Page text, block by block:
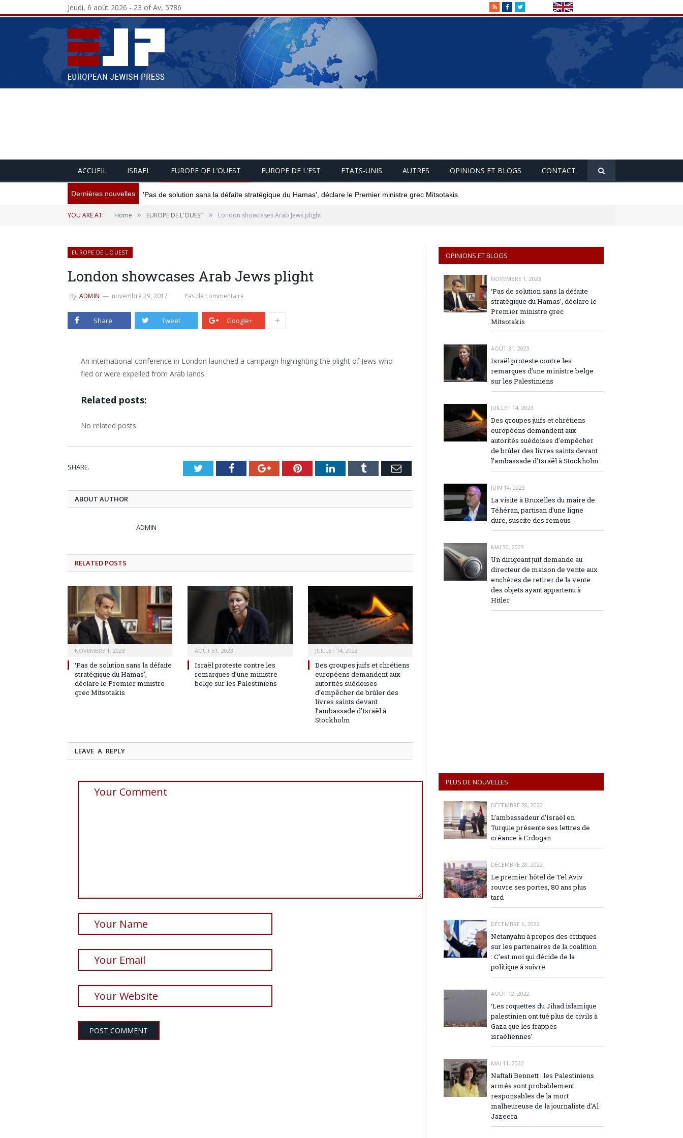
RSSFacebookTwitter
Jeudi, 6 août 2026 - 23 of Av, 5786
ACCUEIL ISRAEL EUROPE DE L’OUEST EUROPE DE L’EST ETATS-UNIS AUTRES OPINIONS ET BLOGS CONTACT
Dernières nouvelles 'Pas de solution sans la défaite stratégique du Hamas', déclare le Premier ministre grec Mitsotakis
YOU ARE AT: Home » EUROPE DE L'OUEST » London showcases Arab Jews plight
EUROPE DE L'OUEST
London showcases Arab Jews plight
By ADMIN novembre 29, 2017 Pas de commentaire
Share Tweet Google+ +
An international conference in London launched a campaign highlighting the plight of Jews who
fled or were expelled from Arab lands.
Related posts:
No related posts.
SHARE. TwitterFacebookGoogle+PinterestLinkedInTumblr Email
ABOUT AUTHOR
ADMIN
RELATED POSTS
NOVEMBRE 1, 2023
‘Pas de solution sans la défaite
stratégique du Hamas’,
déclare le Premier ministre
grec Mitsotakis
AOÛT 31, 2023
Israël proteste contre les
remarques d’une ministre
belge sur les Palestiniens
JUILLET 14, 2023
Des groupes juifs et chrétiens
européens demandent aux
autorités suédoises
d’empêcher de brûler des
livres saints devant
l’ambassade d’Israël à
Stockholm
LEAVE A REPLY
OPINIONS ET BLOGS
NOVEMBRE 1, 2023
‘Pas de solution sans la défaite
stratégique du Hamas’, déclare le
Premier ministre grec
Mitsotakis
AOÛT 31, 2023
Israël proteste contre les
remarques d’une ministre belge
sur les Palestiniens
JUILLET 14, 2023
Des groupes juifs et chrétiens
européens demandent aux
autorités suédoises d’empêcher
de brûler des livres saints devant
l’ambassade d’Israël à Stockholm
JUIN 14, 2023
La visite à Bruxelles du maire de
Téhéran, partisan d’une ligne
dure, suscite des remous
MAI 30, 2023
Un dirigeant juif demande au
directeur de maison de vente aux
enchères de retirer de la vente
des objets ayant appartenu à
Hitler
PLUS DE NOUVELLES
DÉCEMBRE 28, 2022
L’ambassadeur d’Israël en
Turquie présente ses lettres de
créance à Erdogan
DÉCEMBRE 28, 2022
Le premier hôtel de Tel Aviv
rouvre ses portes, 80 ans plus
tard
DÉCEMBRE 6, 2022
Netanyahu à propos des critiques
sur les partenaires de la coalition
: C’est moi qui décide de la
politique à suivre
AOÛT 12, 2022
‘Les roquettes du Jihad islamique
palestinien ont tué plus de civils à
Gaza que les frappes
israéliennes’
MAI 11, 2022
Naftali Bennett : les Palestiniens
armés sont probablement
responsables de la mort
malheureuse de la journaliste d’Al
Jazeera